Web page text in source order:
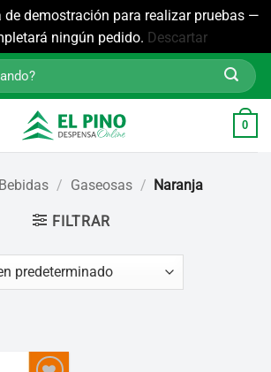
de demostración para realizar pruebas —
ningún pedido. Descartar
0
Bebidas / Gaseosas / Naranja
FILTRAR